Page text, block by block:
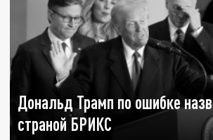
Дональд Трамп по ошибке
страной БРИКС